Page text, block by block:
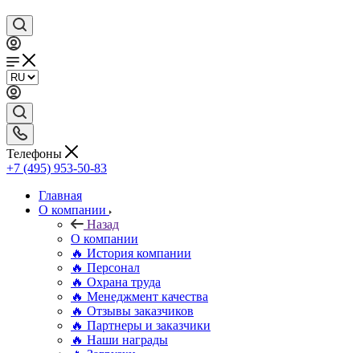
Телефоны
+7 (495) 953-50-83
Главная
О компании
Назад
О компании
🔥 История компании
🔥 Персонал
🔥 Охрана труда
🔥 Менеджмент качества
🔥 Отзывы заказчиков
🔥 Партнеры и заказчики
🔥 Наши награды